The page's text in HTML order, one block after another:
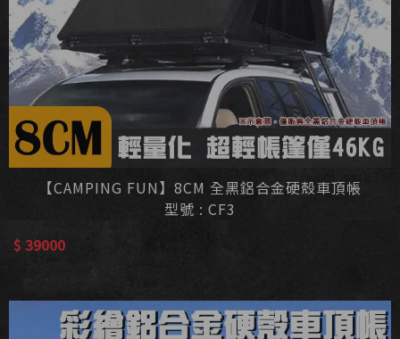
【CAMPING FUN】8CM 全黑鋁合金硬殼車頂帳
型號 : CF3
$ 39000